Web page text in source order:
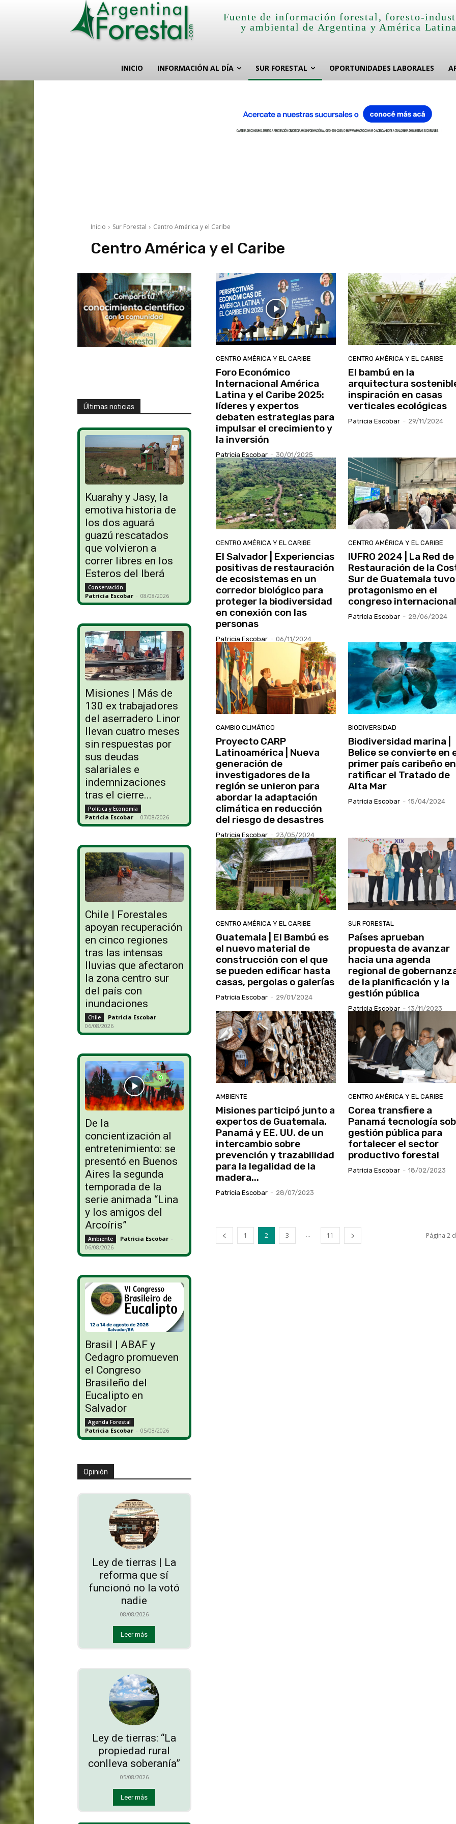
Fuente de información forestal, foresto-
y ambiental de Argentina y América
INICIO INFORMACIÓN AL DÍA SUR FORESTAL OPORTUNIDADES LABORALES
Inicio Sur Forestal Centro América y el Caribe
Centro América y el Caribe
Últimas noticias
Kuarahy y Jasy, la
emotiva historia de
los dos aguará
guazú rescatados
que volvieron a
correr libres en los
Esteros del Iberá
Conservación
Patricia Escobar - 08/08/2026
Misiones | Más de
130 ex trabajadores
del aserradero Linor
llevan cuatro meses
sin respuestas por
sus deudas
salariales e
indemnizaciones
tras el cierre...
Política y Economía
Patricia Escobar - 07/08/2026
Chile | Forestales
apoyan recuperación
en cinco regiones
tras las intensas
lluvias que afectaron
la zona centro sur
del país con
inundaciones
Chile Patricia Escobar -
06/08/2026
De la
concientización al
entretenimiento: se
presentó en Buenos
Aires la segunda
temporada de la
serie animada “Lina
y los amigos del
Arcoíris”
Ambiente Patricia Escobar -
06/08/2026
Brasil | ABAF y
Cedagro promueven
el Congreso
Brasileño del
Eucalipto en
Salvador
Agenda Forestal
Patricia Escobar - 05/08/2026
Opinión
Ley de tierras | La
reforma que sí
funcionó no la votó
nadie
08/08/2026
Leer más
Ley de tierras: “La
propiedad rural
conlleva soberanía”
05/08/2026
Leer más
CENTRO AMÉRICA Y EL CARIBE
Foro Económico
Internacional América
Latina y el Caribe 2025:
líderes y expertos
debaten estrategias para
impulsar el crecimiento y
la inversión
Patricia Escobar - 30/01/2025
CENTRO AMÉRICA Y EL CARIBE
El bambú en la
arquitectura
inspiración en casas
verticales ecológicas
Patricia Escobar - 29/11/2024
CENTRO AMÉRICA Y EL CARIBE
El Salvador | Experiencias
positivas de restauración
de ecosistemas en un
corredor biológico para
proteger la biodiversidad
en conexión con las
personas
Patricia Escobar - 06/11/2024
CENTRO AMÉRICA Y EL CARIBE
IUFRO 2024 | La Red de
Restauración de la
Sur de Guatemala tuvo
protagonismo en el
congreso internacional
Patricia Escobar - 28/06/2024
CAMBIO CLIMÁTICO
Proyecto CARP
Latinoamérica | Nueva
generación de
investigadores de la
región se unieron para
abordar la adaptación
climática en reducción
del riesgo de desastres
Patricia Escobar - 23/05/2024
BIODIVERSIDAD
Biodiversidad marina |
Belice se convierte en
primer país caribeño en
ratificar el Tratado de
Alta Mar
Patricia Escobar - 15/04/2024
CENTRO AMÉRICA Y EL CARIBE
Guatemala | El Bambú es
el nuevo material de
construcción con el que
se pueden edificar hasta
casas, pergolas o galerías
Patricia Escobar - 29/01/2024
SUR FORESTAL
Países aprueban
propuesta de avanzar
hacia una agenda
regional de
de la planificación y la
gestión pública
Patricia Escobar - 13/11/2023
AMBIENTE
Misiones participó junto a
expertos de Guatemala,
Panamá y EE. UU. de un
intercambio sobre
prevención y trazabilidad
para la legalidad de la
madera...
Patricia Escobar - 28/07/2023
CENTRO AMÉRICA Y EL CARIBE
Corea transfiere a
Panamá tecnología
gestión pública para
fortalecer el sector
productivo forestal
Patricia Escobar - 18/02/2023
1 2 3 ... 11 Página 2